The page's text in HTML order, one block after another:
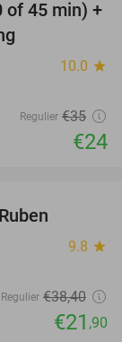
31%
of 45 min) +
10.0 star
Regulier €35
€24
9.8 star
Regulier €38,40
€21 ,90